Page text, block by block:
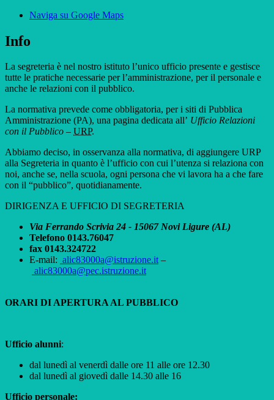
Naviga su Google Maps
Info
La segreteria è nel nostro istituto l’unico ufficio presente e gestisce
tutte le pratiche necessarie per l’amministrazione, per il personale e
anche le relazioni con il pubblico.
La normativa prevede come obbligatoria, per i siti di Pubblica
Amministrazione (PA), una pagina dedicata all’ Ufficio Relazioni
con il Pubblico – URP.
Abbiamo deciso, in osservanza alla normativa, di aggiungere URP
alla Segreteria in quanto è l’ufficio con cui l’utenza si relaziona con
noi, anche se, nella scuola, ogni persona che vi lavora ha a che fare
con il “pubblico”, quotidianamente.
DIRIGENZA E UFFICIO DI SEGRETERIA
Via Ferrando Scrivia 24 - 15067 Novi Ligure (AL)
Telefono 0143.76047
fax 0143.324722
E-mail: alic83000a@istruzione.it–
alic83000a@pec.istruzione.it
ORARI DI APERTURA AL PUBBLICO
Ufficio alunni:
dal lunedì al venerdì dalle ore 11 alle ore 12.30
dal lunedì al giovedì dalle 14.30 alle 16
Ufficio personale: